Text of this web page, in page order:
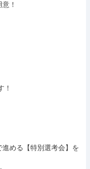
！
める【特別選考会】を